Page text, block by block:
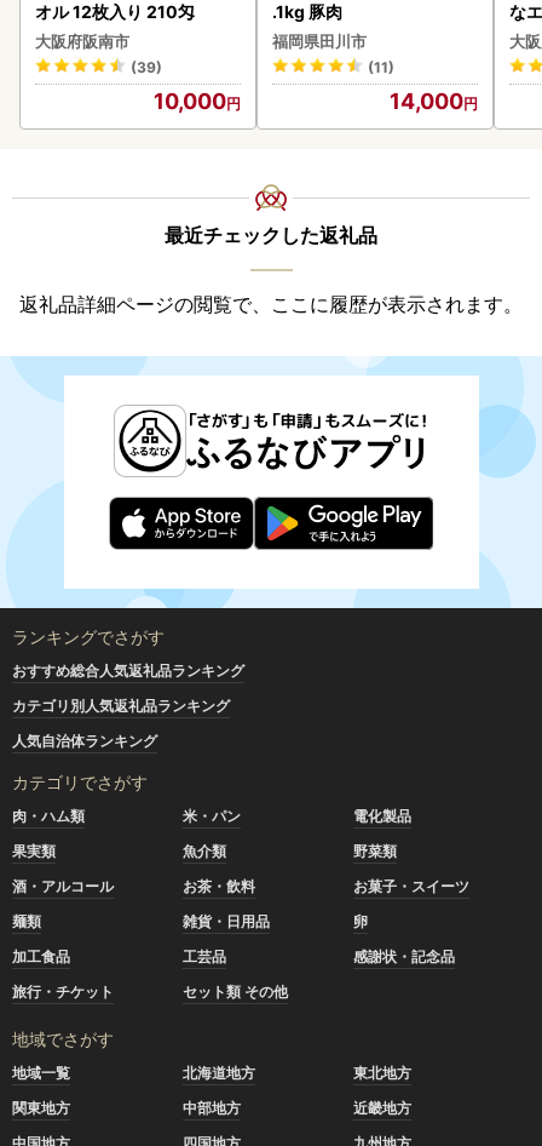
オル 12枚入り 210匁
大阪府阪南市
(39)
10,000
.1kg 豚肉
福岡県田川市
(11)
14,000
な
大
最近チェックした返礼品
返礼品詳細ページの閲覧で、ここに履歴が表示されます。
ランキングでさがす
おすすめ総合人気返礼品ランキング
カテゴリ別人気返礼品ランキング
人気自治体ランキング
カテゴリでさがす
肉・ハム類 米・パン
電化製品
果実類
魚介類
野菜類
酒・アルコール
お茶・飲料
お菓子・スイーツ
麺類
雑貨・日用品
卵
加工食品
工芸品
感謝状・記念品
旅行・チケット
セット類 その他
地域でさがす
地域一覧 北海道地方
東北地方
関東地方
中部地方
近畿地方